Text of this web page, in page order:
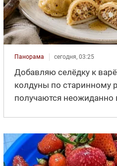
Панорама сегодня, 03:25
Добавляю селёдку к
колдуны по старинному
получаются неожиданно